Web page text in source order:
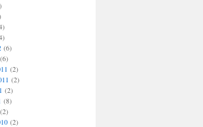
(6)
(2)
(2)
(2)
(8)
(2)
(2)